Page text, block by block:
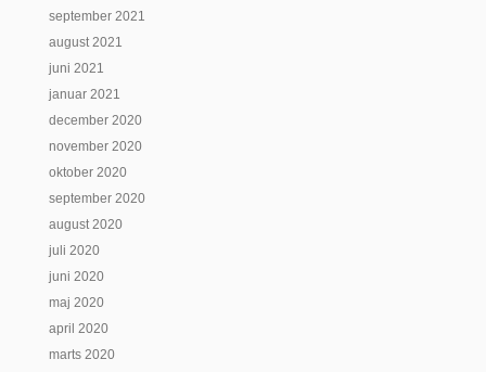
september 2021
august 2021
juni 2021
januar 2021
december 2020
november 2020
oktober 2020
september 2020
august 2020
juli 2020
juni 2020
maj 2020
april 2020
marts 2020